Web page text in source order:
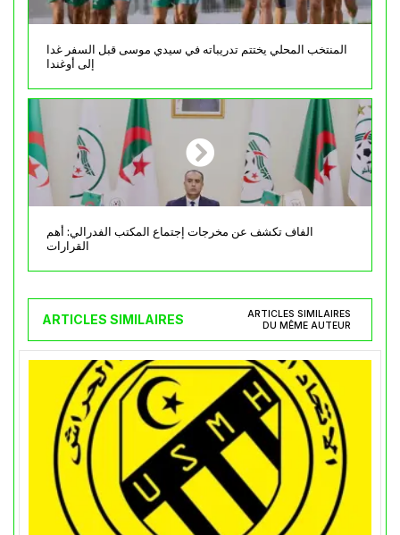
المنتخب المحلي يختتم تدريباته في سيدي موسى قبل السفر غدا
إلى أوغندا
الفاف تكشف عن مخرجات إجتماع المكتب الفدرالي: أهم
القرارات
ARTICLES SIMILAIRES
ARTICLES SIMILAIRES
DU MÊME AUTEUR